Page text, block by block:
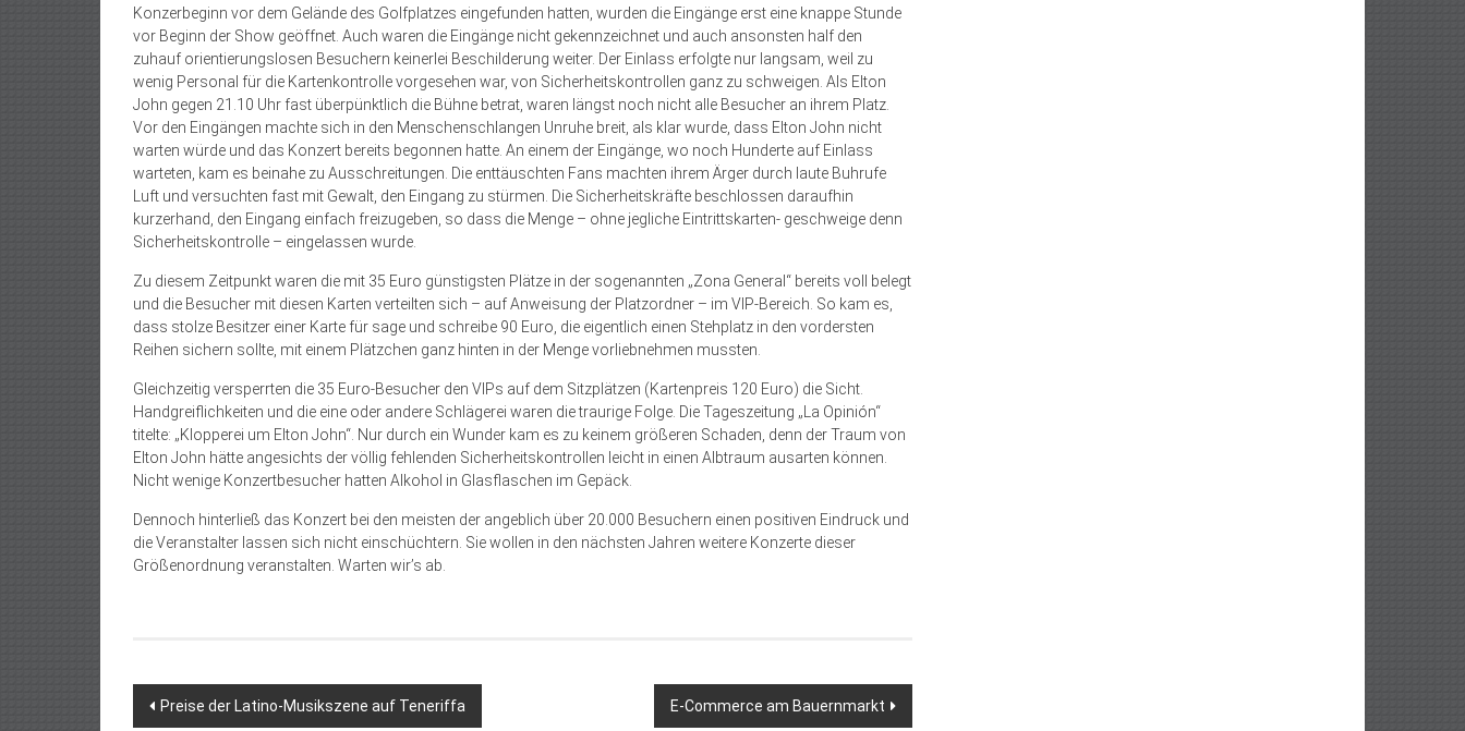
Konzerbeginn vor dem Gelände des Golfplatzes eingefunden hatten, wurden die Eingänge erst eine knappe Stunde
vor Beginn der Show geöffnet. Auch waren die Eingänge nicht gekennzeichnet und auch ansonsten half den
zuhauf orientierungslosen Besuchern keinerlei Beschilderung weiter. Der Einlass erfolgte nur langsam, weil zu
wenig Personal für die Kartenkontrolle vorgesehen war, von Sicherheitskontrollen ganz zu schweigen. Als Elton
John gegen 21.10 Uhr fast überpünktlich die Bühne betrat, waren längst noch nicht alle Besucher an ihrem Platz.
Vor den Eingängen machte sich in den Menschenschlangen Unruhe breit, als klar wurde, dass Elton John nicht
warten würde und das Konzert bereits begonnen hatte. An einem der Eingänge, wo noch Hunderte auf Einlass
warteten, kam es beinahe zu Ausschreitungen. Die enttäuschten Fans machten ihrem Ärger durch laute Buhrufe
Luft und versuchten fast mit Gewalt, den Eingang zu stürmen. Die Sicherheitskräfte beschlossen daraufhin
kurzerhand, den Eingang einfach freizugeben, so dass die Menge – ohne jegliche Eintrittskarten- geschweige denn
Sicherheitskontrolle – eingelassen wurde.
Zu diesem Zeitpunkt waren die mit 35 Euro günstigsten Plätze in der sogenannten „Zona General“ bereits voll belegt
und die Besucher mit diesen Karten verteilten sich – auf Anweisung der Platzordner – im VIP-Bereich. So kam es,
dass stolze Besitzer einer Karte für sage und schreibe 90 Euro, die eigentlich einen Stehplatz in den vordersten
Reihen sichern sollte, mit einem Plätzchen ganz hinten in der Menge vorliebnehmen mussten.
Gleichzeitig versperrten die 35 Euro-Besucher den VIPs auf dem Sitzplätzen (Kartenpreis 120 Euro) die Sicht.
Handgreiflichkeiten und die eine oder andere Schlägerei waren die traurige Folge. Die Tageszeitung „La Opinión“
titelte: „Klopperei um Elton John“. Nur durch ein Wunder kam es zu keinem größeren Schaden, denn der Traum von
Elton John hätte angesichts der völlig fehlenden Sicherheitskontrollen leicht in einen Albtraum ausarten können.
Nicht wenige Konzertbesucher hatten Alkohol in Glasflaschen im Gepäck.
Dennoch hinterließ das Konzert bei den meisten der angeblich über 20.000 Besuchern einen positiven Eindruck und
die Veranstalter lassen sich nicht einschüchtern. Sie wollen in den nächsten Jahren weitere Konzerte dieser
Größenordnung veranstalten. Warten wir’s ab.
Beitragsnavigation
Preise der Latino-Musikszene auf Teneriffa E-Commerce am Bauernmarkt